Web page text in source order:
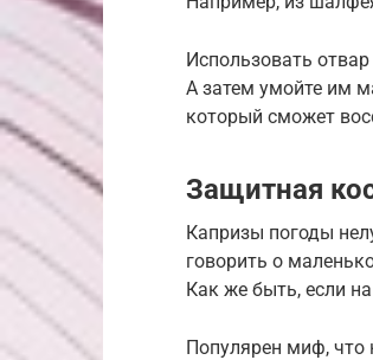
Использовать
А затем умойте им
который сможет
Защитная
Капризы погоды
говорить о
Как же быть, если на
Популярен миф, что